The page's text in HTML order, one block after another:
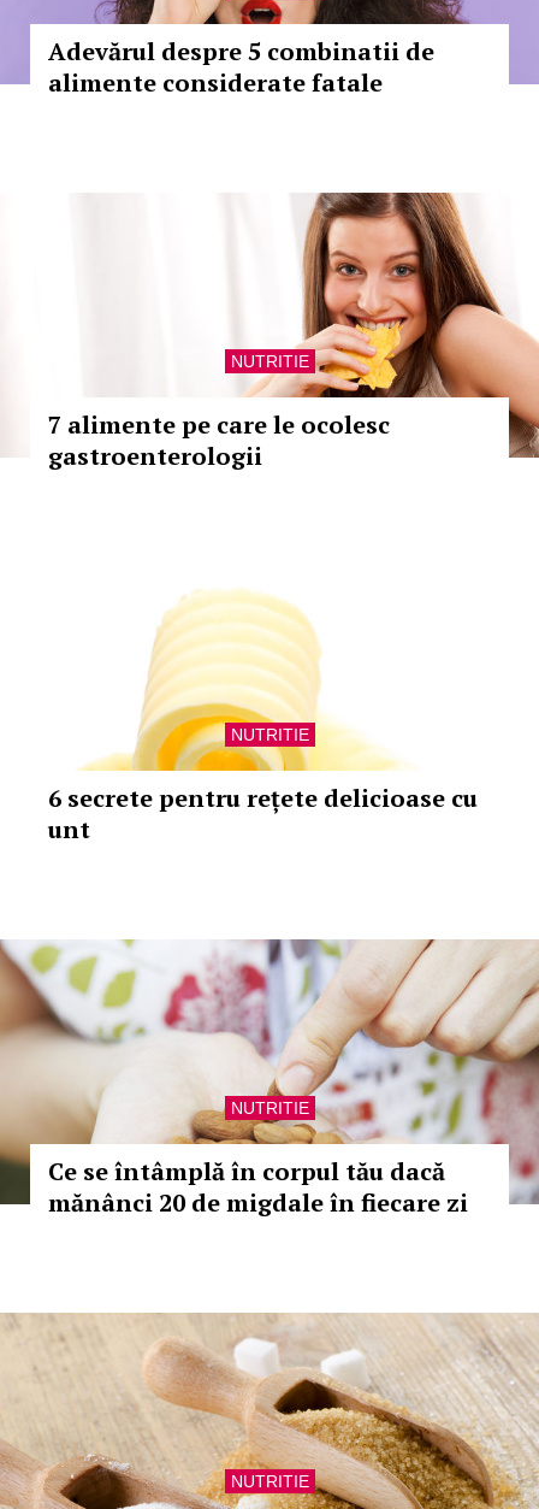
Adevărul despre 5 combinatii de
alimente considerate fatale
NUTRITIE
7 alimente pe care le ocolesc
gastroenterologii
NUTRITIE
6 secrete pentru rețete delicioase cu
unt
NUTRITIE
Ce se întâmplă în corpul tău dacă
mănânci 20 de migdale în fiecare zi
NUTRITIE